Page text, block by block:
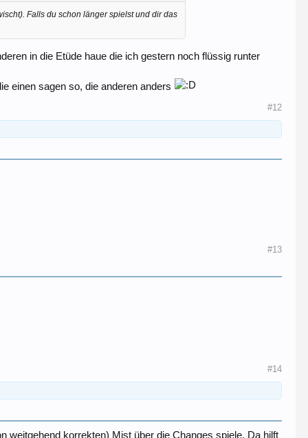
Falls du schon länger spielst und dir das
in die Etüde haue die ich gestern noch flüssig runter
einen sagen so, die anderen anders
#12
#13
#14
weitgehend korrekten) Mist über die Changes spiele. Da hilft